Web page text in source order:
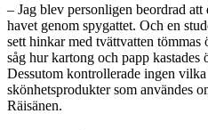
– Jag blev personligen beordrad
havet genom spygattet. Och en
sett hinkar med tvättvatten tömmas
såg hur kartong och papp kastades
Dessutom kontrollerade ingen
skönhetsprodukter som användes
Räisänen.